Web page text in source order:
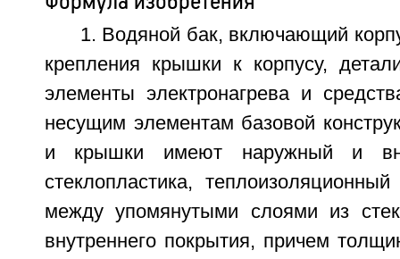
1. Водяной бак, включающий
крепления крышки к корпусу,
элементы электронагрева и
несущим элементам базовой
и крышки имеют наружный и
стеклопластика,
между упомянутыми слоями из
внутреннего покрытия, причем